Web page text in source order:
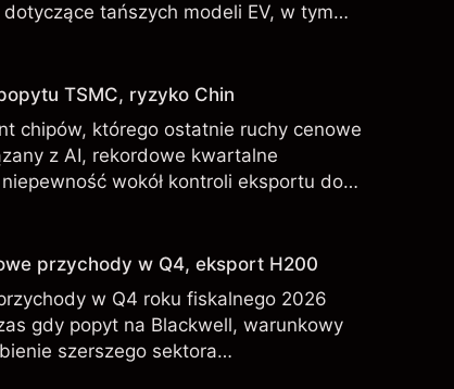
tańszych modeli EV, w tym
w przeszłości nie są wiarygodnym
TSMC, ryzyko Chin
chipów, którego ostatnie ruchy cenowe
z AI, rekordowe kwartalne
wokół kontroli eksportu do
analityków.
przychody w Q4, eksport H200
w Q4 roku fiskalnego 2026
gdy popyt na Blackwell, warunkowy
szerszego sektora
perspektywy akcji.